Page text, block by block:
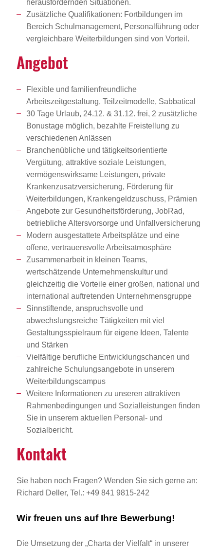
herausfordernden Situationen.
Zusätzliche Qualifikationen: Fortbildungen im
Bereich Schulmanagement, Personalführung oder
vergleichbare Weiterbildungen sind von Vorteil.
Angebot
Flexible und familienfreundliche
Arbeitszeitgestaltung, Teilzeitmodelle, Sabbatical
30 Tage Urlaub, 24.12. & 31.12. frei, 2 zusätzliche
Bonustage möglich, bezahlte Freistellung zu
verschiedenen Anlässen
Branchenübliche und tätigkeitsorientierte
Vergütung, attraktive soziale Leistungen,
vermögenswirksame Leistungen, private
Krankenzusatzversicherung, Förderung für
Weiterbildungen, Krankengeldzuschuss, Prämien
Angebote zur Gesundheitsförderung, JobRad,
betriebliche Altersvorsorge und Unfallversicherung
Modern ausgestattete Arbeitsplätze und eine
offene, vertrauensvolle Arbeitsatmosphäre
Zusammenarbeit in kleinen Teams,
wertschätzende Unternehmenskultur und
gleichzeitig die Vorteile einer großen, national und
international auftretenden Unternehmensgruppe
Sinnstiftende, anspruchsvolle und
abwechslungsreiche Tätigkeiten mit viel
Gestaltungsspielraum für eigene Ideen, Talente
und Stärken
Vielfältige berufliche Entwicklungschancen und
zahlreiche Schulungsangebote in unserem
Weiterbildungscampus
Weitere Informationen zu unseren attraktiven
Rahmenbedingungen und Sozialleistungen finden
Sie in unserem aktuellen Personal- und
Sozialbericht.
Kontakt
Sie haben noch Fragen? Wenden Sie sich gerne an:
Richard Deller, Tel.: +49 841 9815-242
Wir freuen uns auf Ihre Bewerbung!
Die Umsetzung der „Charta der Vielfalt“ in unserer